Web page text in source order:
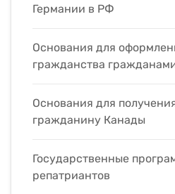
Германии в РФ
Основания для
гражданства
Основания для
гражданину Канады
Государственные
репатриантов